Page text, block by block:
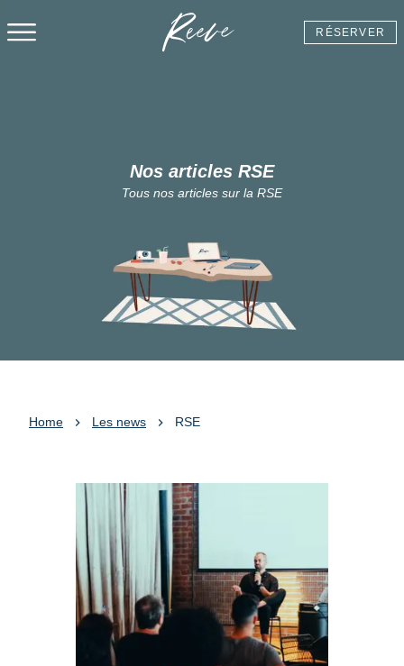
Menu
Reeve
RÉSERVER
Nos articles RSE
Tous nos articles sur la RSE
Home Les news RSE